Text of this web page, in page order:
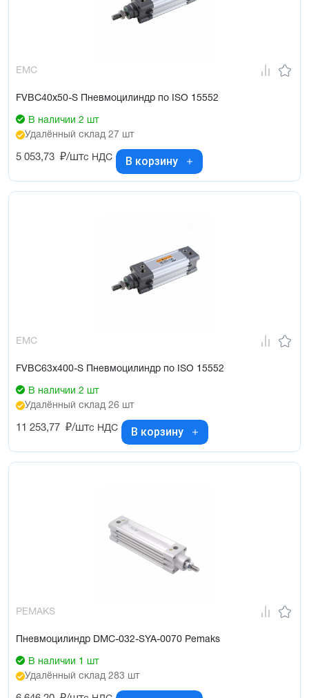
EMC
FVBC40x50-S Пневмоцилиндр по ISO 15552
В наличии 2 шт
Удалённый склад 27 шт
5 053,73 ₽/штс НДС В корзину
EMC
FVBC63x400-S Пневмоцилиндр по ISO 15552
В наличии 2 шт
Удалённый склад 26 шт
11 253,77 ₽/штс НДС В корзину
PEMAKS
Пневмоцилиндр DMC-032-SYA-0070 Pemaks
В наличии 1 шт
Удалённый склад 283 шт